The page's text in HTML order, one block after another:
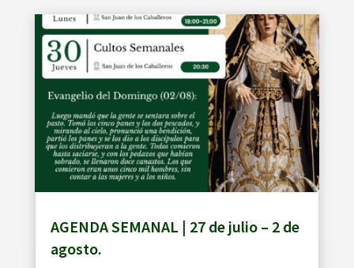
AGENDA SEMANAL | 27 de julio – 2 de
agosto.